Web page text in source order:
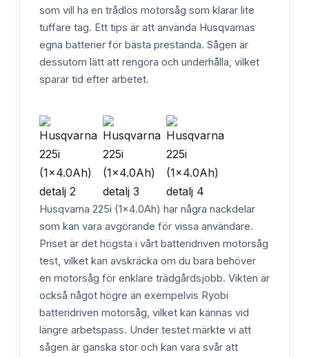
som vill ha en trådlös motorsåg som klarar lite
tuffare tag. Ett tips är att använda Husqvarnas
egna batterier för bästa prestanda. Sågen är
dessutom lätt att rengöra och underhålla, vilket
sparar tid efter arbetet.
Husqvarna 225i (1x4.0Ah) har några nackdelar
som kan vara avgörande för vissa användare.
Priset är det högsta i vårt batteridriven motorsåg
test, vilket kan avskräcka om du bara behöver
en motorsåg för enklare trädgårdsjobb. Vikten är
också något högre än exempelvis Ryobi
batteridriven motorsåg, vilket kan kännas vid
längre arbetspass. Under testet märkte vi att
sågen är ganska stor och kan vara svår att